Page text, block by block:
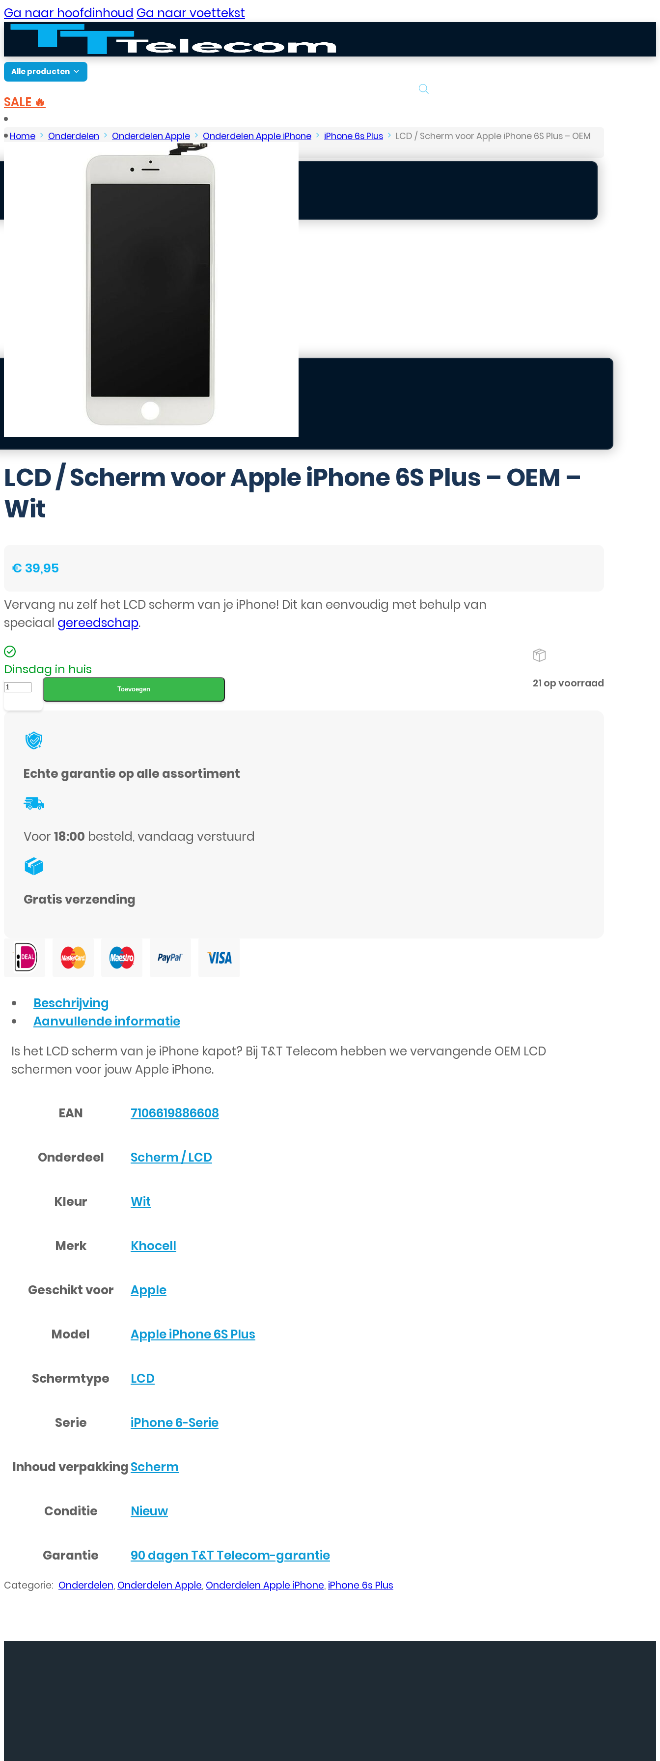
Ga naar hoofdinhoud Ga naar voettekst
Alle producten
SALE 🔥
Neem contact op
Zakelijke klant worden
Mijn account
Home Onderdelen Onderdelen Apple Onderdelen Apple iPhone iPhone 6s Plus
LCD / Scherm voor Apple iPhone 6S Plus – OEM
LCD / Scherm voor Apple iPhone 6S Plus – OEM –
Wit
€ 39,95
Vervang nu zelf het LCD scherm van je iPhone! Dit kan eenvoudig met behulp van
speciaal gereedschap.
Dinsdag in huis
LCD
voor
Apple
iPhone
Plus
OEM
Toevoegen 21 op voorraad
Echte garantie op alle assortiment
Voor 18:00 besteld, vandaag verstuurd
Gratis verzending
Beschrijving
Aanvullende informatie
Is het LCD scherm van je iPhone kapot? Bij T&T Telecom hebben we vervangende OEM LCD
schermen voor jouw Apple iPhone.
EAN 7106619886608
Onderdeel Scherm / LCD
Kleur Wit
Merk Khocell
Geschikt voor Apple
Model Apple iPhone 6S Plus
Schermtype LCD
Serie iPhone 6-Serie
Inhoud verpakkingScherm
Conditie Nieuw
Garantie 90 dagen T&T Telecom-garantie
Categorie: Onderdelen, Onderdelen Apple, Onderdelen Apple iPhone, iPhone 6s Plus